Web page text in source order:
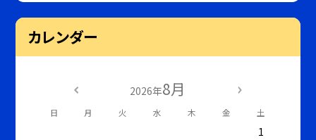
カレンダー
2026年8月
日 月 火 水 木 金 土
1